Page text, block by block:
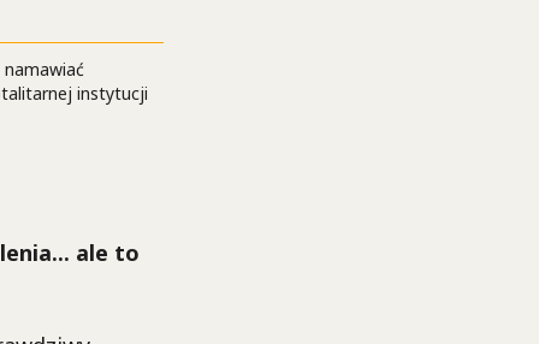
instytucji
ale to